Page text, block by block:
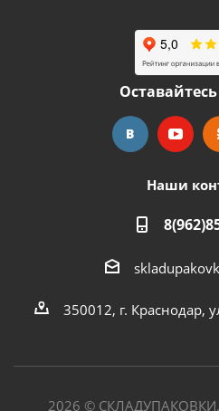
Наши
350012, г. Краснодар,
2026 © СКЛАДУПАКОВКИ.